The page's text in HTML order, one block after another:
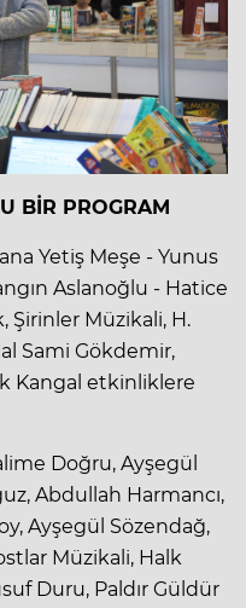
BİR PROGRAM
Yetiş Meşe - Yunus
Aslanoğlu - Hatice
Şirinler Müzikali, H.
Sami Gökdemir,
Kangal etkinliklere
Doğru, Ayşegül
Abdullah Harmancı,
Ayşegül Sözendağ,
Müzikali, Halk
Duru, Paldır Güldür